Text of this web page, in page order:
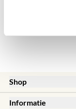
Shop
New
Informatie